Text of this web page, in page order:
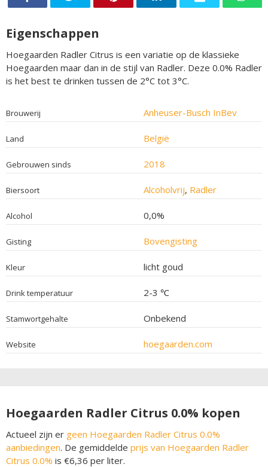
Eigenschappen
Hoegaarden Radler Citrus is een variatie op de klassieke
Hoegaarden maar dan in de stijl van Radler. Deze 0.0% Radler
is het best te drinken tussen de 2°C tot 3°C.
Brouwerij Anheuser-Busch InBev
Land België
Gebrouwen sinds 2018
Biersoort Alcoholvrij, Radler
Alcohol 0,0%
Gisting Bovengisting
Kleur licht goud
Drink temperatuur 2-3 ℃
Stamwortgehalte Onbekend
Website hoegaarden.com
Hoegaarden Radler Citrus 0.0% kopen
Actueel zijn er geen Hoegaarden Radler Citrus 0.0%
aanbiedingen. De gemiddelde prijs van Hoegaarden Radler
Citrus 0.0% is €6,36 per liter.